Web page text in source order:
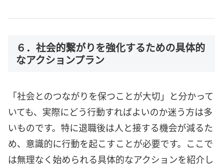
６．社会的繋がりを強化するための具体的
なアクションプラン
「社会とのつながりを保つことが大切」と分かって
いても、実際にどう行動すればよいのか迷う方は多
いものです。特に退職後は人と接する機会が減るた
め、意識的に行動を起こすことが必要です。ここで
は無理なく始められる具体的なアクションを紹介し